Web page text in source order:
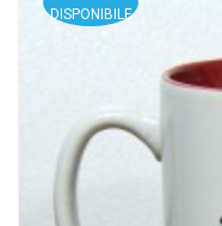
DISPONIBILE